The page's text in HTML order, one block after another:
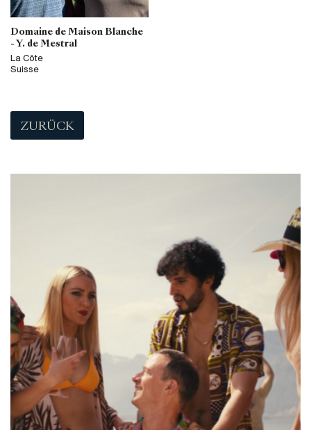
Domaine de Maison Blanche
- Y. de Mestral
La Côte
Suisse
ZURÜCK